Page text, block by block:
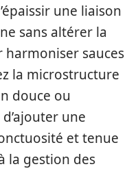
une liaison
sans altérer la
sauces
la microstructure
douce ou
une
et tenue
la gestion des